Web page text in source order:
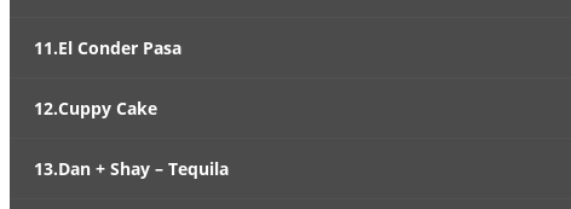
11.El Conder Pasa
12.Cuppy Cake
13.Dan + Shay – Tequila